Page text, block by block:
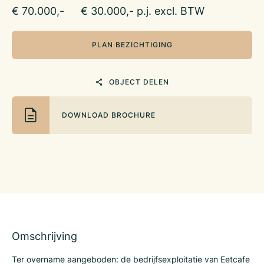
€ 70.000,- € 30.000,- p.j. excl. BTW
PLAN BEZICHTIGING
OBJECT DELEN
DOWNLOAD BROCHURE
Omschrijving
Ter overname aangeboden: de bedrijfsexploitatie van Eetcafe